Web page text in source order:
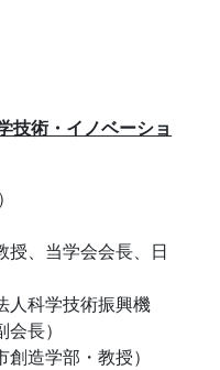
技術・イノベーショ
授、当学会会長、日
人科学技術振興機
長）
造学部・教授）